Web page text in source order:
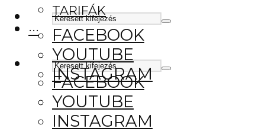
FACEBOOK
YOUTUBE
INSTAGRAM
TARIFÁK
···
FACEBOOK
YOUTUBE
INSTAGRAM